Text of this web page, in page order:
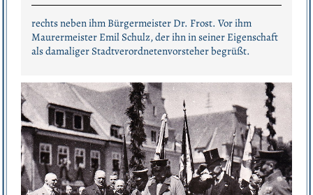
rechts neben ihm Bürgermeister Dr. Frost. Vor ihm
Maurermeister Emil Schulz, der ihn in seiner Eigenschaft
als damaliger Stadtverordnetenvorsteher begrüßt.